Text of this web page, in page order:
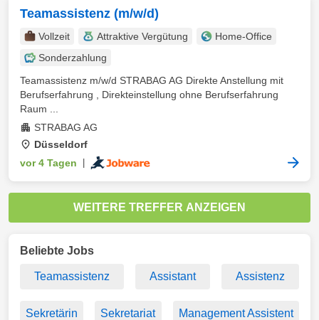
Teamassistenz (m/w/d)
Vollzeit Attraktive Vergütung
Home-Office
Sonderzahlung
Teamassistenz m/w/d STRABAG AG Direkte Anstellung mit
Berufserfahrung , Direkteinstellung ohne Berufserfahrung
Raum ...
STRABAG AG
Düsseldorf
vor 4 Tagen
WEITERE TREFFER ANZEIGEN
Beliebte Jobs
Teamassistenz Assistant Assistenz
Sekretärin Sekretariat Management Assistent